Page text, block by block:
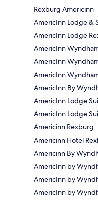
Rexburg Americinn
AmericInn Lodge &
AmericInn Lodge
AmericInn
AmericInn
AmericInn
AmericInn By
AmericInn Lodge
AmericInn Lodge
Americinn Rexburg
Americinn Hotel
Americinn By
AmericInn by
AmericInn by
AmericInn by